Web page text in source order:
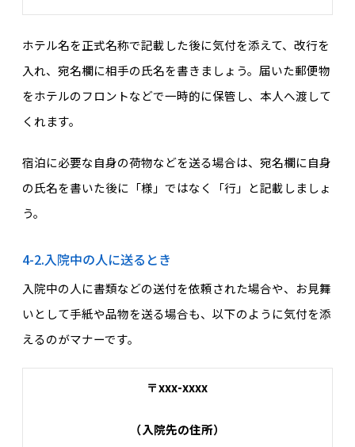
ホテル名を正式名称で記載した後に気付を添えて、改行を
入れ、宛名欄に相手の氏名を書きましょう。届いた郵便物
をホテルのフロントなどで一時的に保管し、本人へ渡して
くれます。
宿泊に必要な自身の荷物などを送る場合は、宛名欄に自身
の氏名を書いた後に「様」ではなく「行」と記載しましょ
う。
4-2.入院中の人に送るとき
入院中の人に書類などの送付を依頼された場合や、お見舞
いとして手紙や品物を送る場合も、以下のように気付を添
えるのがマナーです。
〒xxx-xxxx
（入院先の住所）